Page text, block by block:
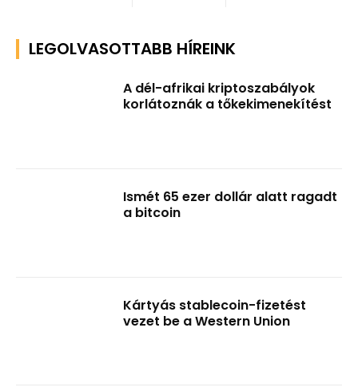
LEGOLVASOTTABB HÍREINK
A dél-afrikai kriptoszabályok
korlátoznák a tőkekimenekítést
Ismét 65 ezer dollár alatt ragadt
a bitcoin
Kártyás stablecoin-fizetést
vezet be a Western Union